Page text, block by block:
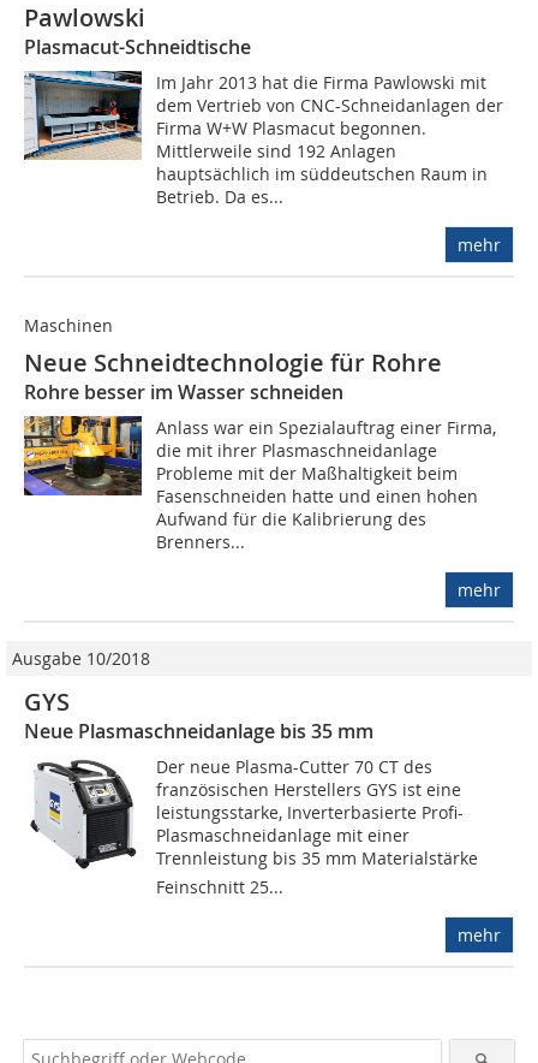
Pawlowski
Plasmacut-Schneidtische
Im Jahr 2013 hat die Firma Pawlowski mit
dem Vertrieb von CNC-Schneidanlagen der
Firma W+W Plasmacut begonnen.
Mittlerweile sind 192 Anlagen
hauptsächlich im süddeutschen Raum in
Betrieb. Da es...
mehr
Maschinen
Neue Schneidtechnologie für Rohre
Rohre besser im Wasser schneiden
Anlass war ein Spezialauftrag einer Firma,
die mit ihrer Plasmaschneidanlage
Probleme mit der Maßhaltigkeit beim
Fasenschneiden hatte und einen hohen
Aufwand für die Kalibrierung des
Brenners...
mehr
Ausgabe 10/2018
GYS
Neue Plasmaschneidanlage bis 35 mm
Der neue Plasma-Cutter 70 CT des
französischen Herstellers GYS ist eine
leistungsstarke, Inverterbasierte Profi-
Plasmaschneidanlage mit einer
Trennleistung bis 35 mm Materialstärke 
Feinschnitt 25...
mehr